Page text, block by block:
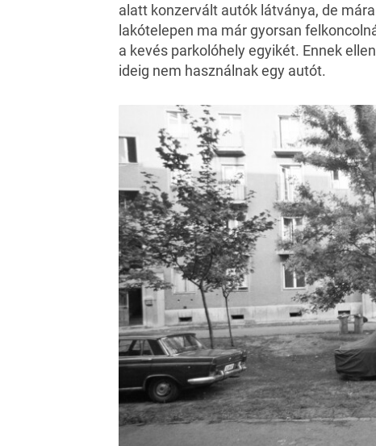
alatt konzervált autók látványa, de
lakótelepen ma már gyorsan
a kevés parkolóhely egyikét. Ennek
ideig nem használnak egy autót.